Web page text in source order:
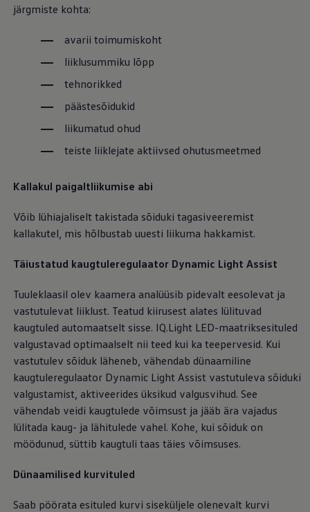
järgmiste kohta:
avarii toimumiskoht
liiklusummiku lõpp
tehnorikked
päästesõidukid
liikumatud ohud
teiste liiklejate aktiivsed ohutusmeetmed
Kallakul paigaltliikumise abi
Võib lühiajaliselt takistada sõiduki tagasiveeremist
kallakutel, mis hõlbustab uuesti liikuma hakkamist.
Täiustatud kaugtuleregulaator Dynamic Light Assist
Tuuleklaasil olev kaamera analüüsib pidevalt eesolevat ja
vastutulevat liiklust. Teatud kiirusest alates lülituvad
kaugtuled automaatselt sisse. IQ.Light LED-maatriksesituled
valgustavad optimaalselt nii teed kui ka teepervesid. Kui
vastutulev sõiduk läheneb, vähendab dünaamiline
kaugtuleregulaator Dynamic Light Assist vastutuleva sõiduki
valgustamist, aktiveerides üksikud valgusvihud. See
vähendab veidi kaugtulede võimsust ja jääb ära vajadus
lülitada kaug- ja lähitulede vahel. Kohe, kui sõiduk on
möödunud, süttib kaugtuli taas täies võimsuses.
Dünaamilised kurvituled
Saab pöörata esituled kurvi siseküljele olenevalt kurvi